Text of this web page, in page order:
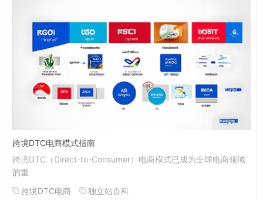
跨境DTC电商模式指南
跨境DTC（Direct-to-Consumer）电商模式已成为全球电商领域
的重
跨境DTC电商
独立站百科